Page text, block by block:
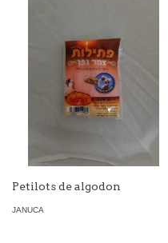
Petilots de algodon
JANUCA